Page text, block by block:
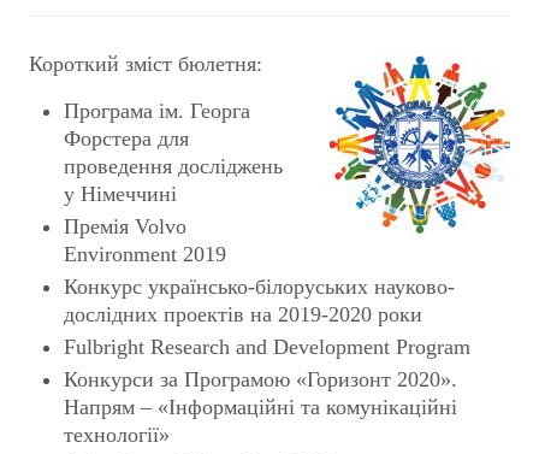
Короткий зміст бюлетня:
Програма ім. Георга
Форстера для
проведення досліджень
у Німеччині
Премія Volvo
Environment 2019
Конкурс українсько-білоруських науково-
дослідних проектів на 2019-2020 роки
Fulbright Research and Development Program
Конкурси за Програмою «Горизонт 2020».
Напрям – «Інформаційні та комунікаційні
технології»